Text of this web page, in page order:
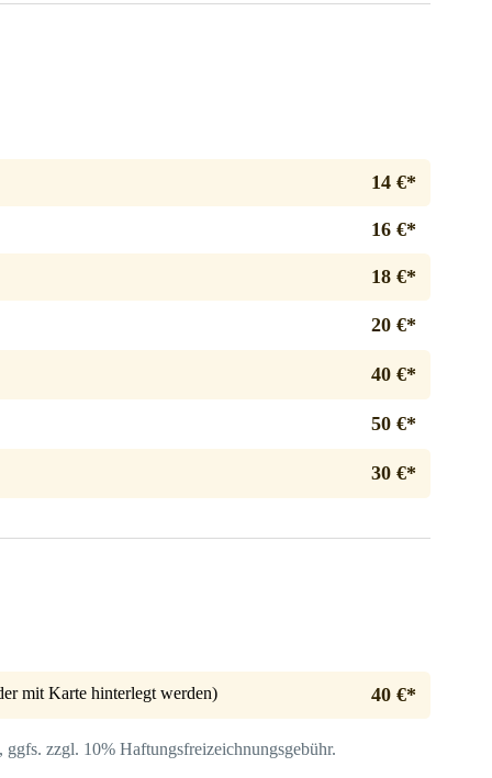
14 €*
16 €*
18 €*
20 €*
40 €*
50 €*
30 €*
mit Karte hinterlegt werden) 40 €*
zzgl. 10% Haftungs­freizeichnungsgebühr.